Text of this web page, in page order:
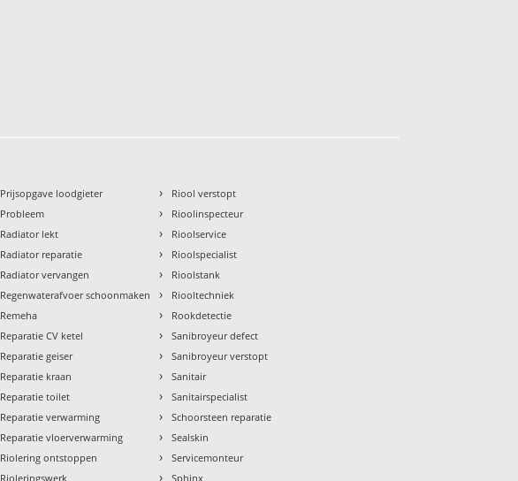
Prijsopgave loodgieter
Probleem
Radiator lekt
Radiator reparatie
Radiator vervangen
Regenwaterafvoer schoonmaken
Remeha
Reparatie CV ketel
Reparatie geiser
Reparatie kraan
Reparatie toilet
Reparatie verwarming
Reparatie vloerverwarming
Riolering ontstoppen
Rioleringswerk
› Riool verstopt
› Rioolinspecteur
› Rioolservice
› Rioolspecialist
› Rioolstank
› Riooltechniek
› Rookdetectie
› Sanibroyeur defect
› Sanibroyeur verstopt
› Sanitair
› Sanitairspecialist
› Schoorsteen reparatie
› Sealskin
› Servicemonteur
› Sphinx